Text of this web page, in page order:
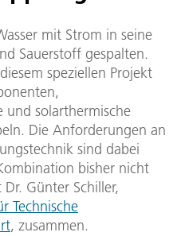
mit Strom in seine
Sauerstoff gespalten.
speziellen Projekt
und solarthermische
Die Anforderungen an
sind dabei
bisher nicht
Günter Schiller,
Technische
, zusammen.